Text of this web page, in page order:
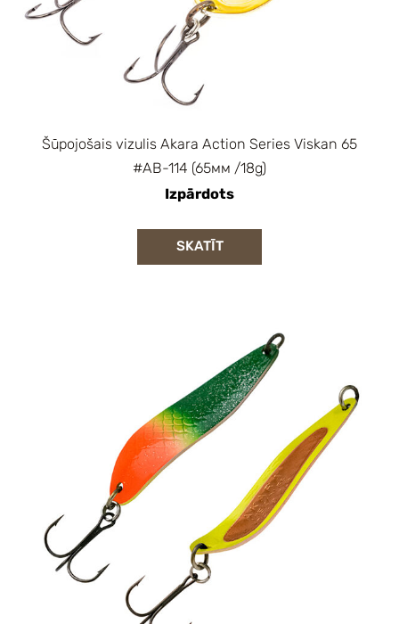
Šūpojošais vizulis Akara Action Series Viskan 65
#AB-114 (65мм /18g)
Izpārdots
SKATĪT